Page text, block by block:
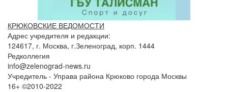
КРЮКОВСКИЕ ВЕДОМОСТИ
Адрес учредителя и редакции:
124617, г. Москва, г.Зеленоград, корп. 1444
Редколлегия
info@zelenograd-news.ru
Учредитель - Управа района Крюково города Москвы
16+ ©2010-2022